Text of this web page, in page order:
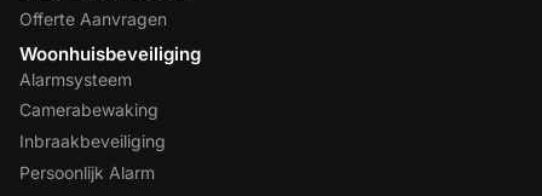
Offerte Aanvragen
Woonhuisbeveiliging
Alarmsysteem
Camerabewaking
Inbraakbeveiliging
Persoonlijk Alarm